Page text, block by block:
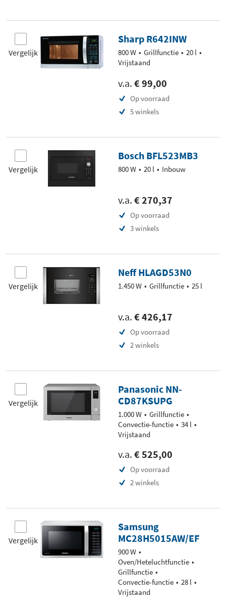
Vergelijk
Sharp R642INW
800 W Grillfunctie
20 l
Vrijstaand
v.a. € 99,00
Op voorraad
5 winkels
Vergelijk
Bosch BFL523MB3
800 W 20 l Inbouw
v.a. € 270,37
Op voorraad
3 winkels
Vergelijk
Neff HLAGD53N0
1.450 W Grillfunctie 25 l
v.a. € 426,17
Op voorraad
2 winkels
Vergelijk
Panasonic NN-
CD87KSUPG
1.000 W
Grillfunctie
Convectie-functie
34 l
Vrijstaand
v.a. € 525,00
Op voorraad
2 winkels
Vergelijk
Samsung
MC28H5015AW/EF
900 W
Oven/Heteluchtfunctie
Grillfunctie
Convectie-functie
28 l
Vrijstaand